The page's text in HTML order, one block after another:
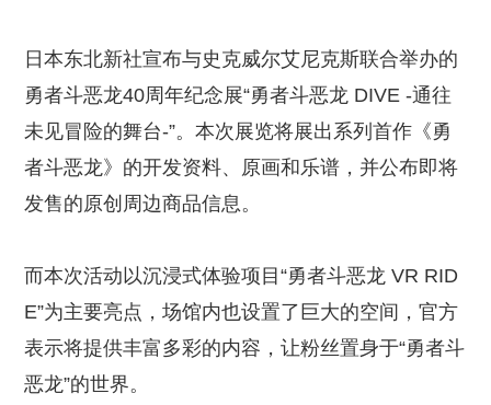
日本东北新社宣布与史克威尔艾尼克斯联合举办的
勇者斗恶龙40周年纪念展“勇者斗恶龙 DIVE -通往
未见冒险的舞台-”。本次展览将展出系列首作《勇
者斗恶龙》的开发资料、原画和乐谱，并公布即将
发售的原创周边商品信息。
而本次活动以沉浸式体验项目“勇者斗恶龙 VR RID
E”为主要亮点，场馆内也设置了巨大的空间，官方
表示将提供丰富多彩的内容，让粉丝置身于“勇者斗
恶龙”的世界。